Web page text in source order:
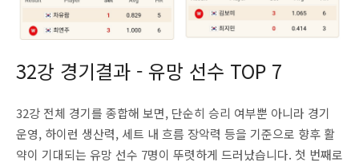
32강 경기결과 - 유망 선수 TOP 7
32강 전체 경기를 종합해 보면, 단순히 승리 여부뿐 아니라 경기
운영, 하이런 생산력, 세트 내 흐름 장악력 등을 기준으로 향후 활
약이 기대되는 유망 선수 7명이 뚜렷하게 드러났습니다. 첫 번째로